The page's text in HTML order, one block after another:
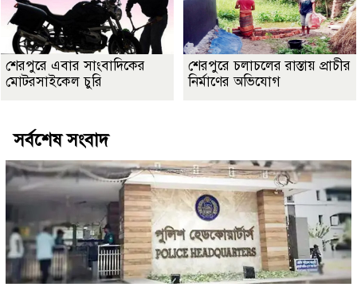
শেরপুরে এবার সাংবাদিকের
মোটরসাইকেল চুরি
শেরপুরে চলাচলের রাস্তায় প্রাচীর
নির্মাণের অভিযোগ
সর্বশেষ সংবাদ